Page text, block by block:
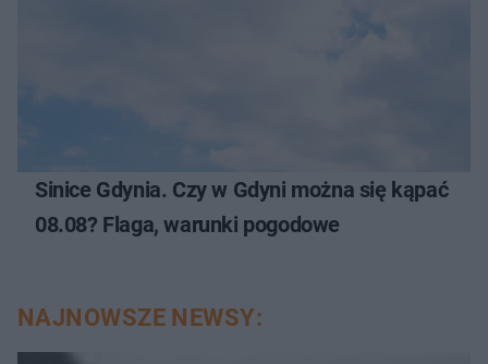
Sinice Gdynia. Czy w Gdyni można się kąpać
08.08? Flaga, warunki pogodowe
NAJNOWSZE NEWSY: